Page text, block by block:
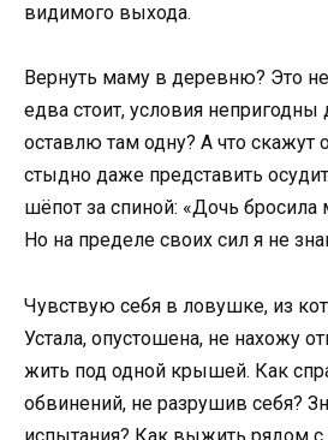
видимого выхода.
Вернуть маму в деревню? Это
едва стоит, условия
оставлю там одну? А что
стыдно даже представить
шёпот за спиной: «Дочь бросила
Но на пределе своих сил я не
Чувствую себя в ловушке, из
Устала, опустошена, не нахожу
жить под одной крышей. Как
обвинений, не разрушив себя?
испытания? Как выжить рядом